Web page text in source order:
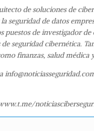
de soluciones de
seguridad de datos
puestos de investigador
seguridad cibernética.
finanzas, salud médica